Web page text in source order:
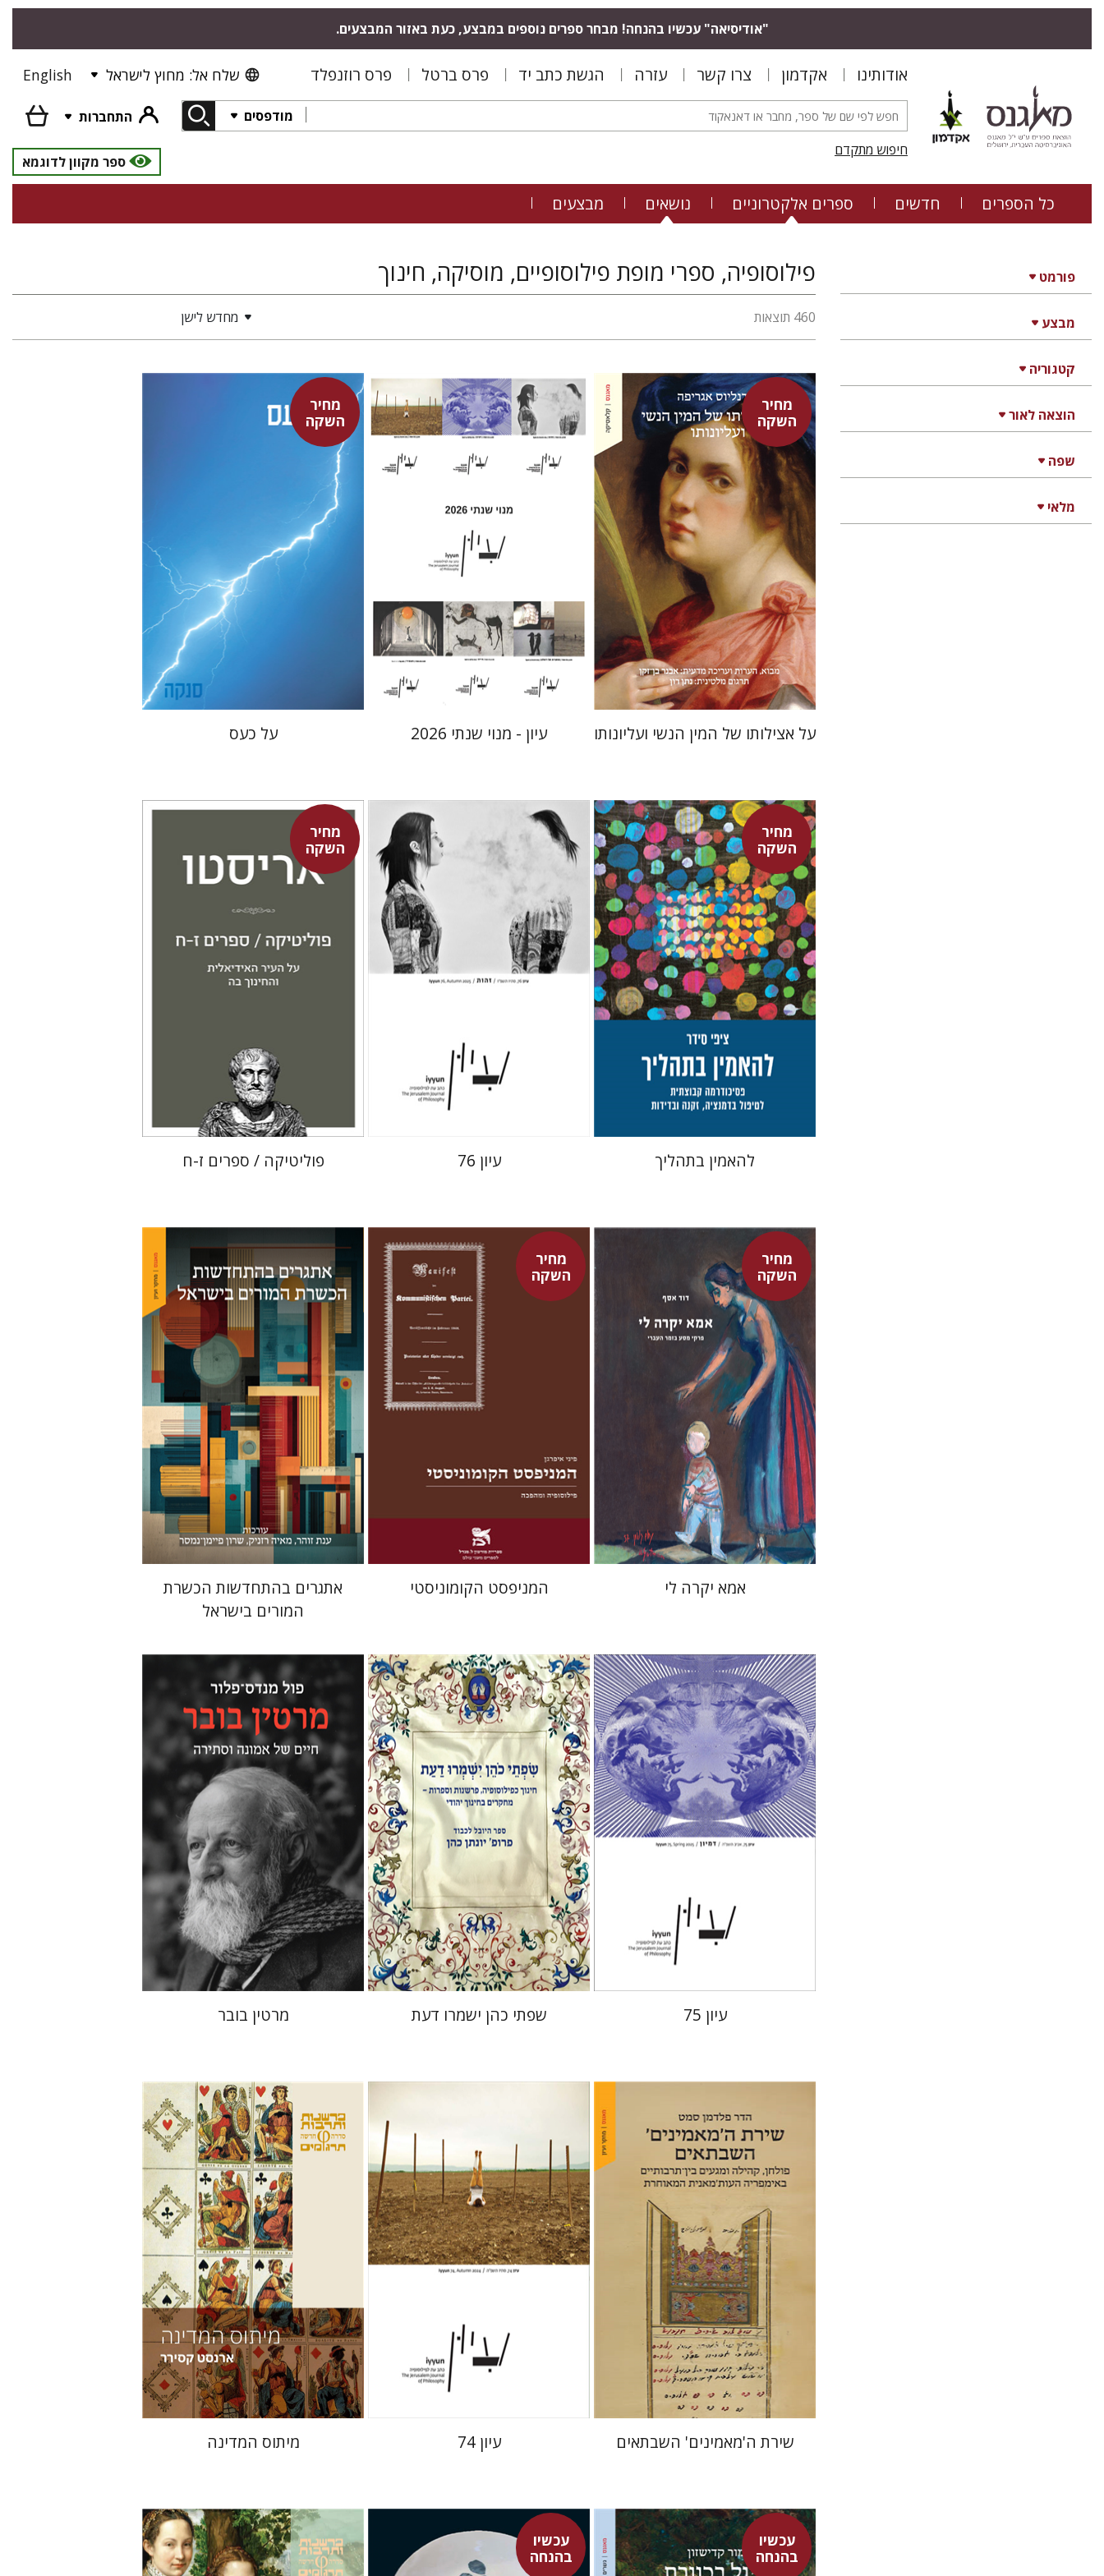
"אודיסיאה" עכשיו בהנחה! מבחר ספרים נוספים במבצע, כעת באזור המבצעים.
אודותינו אקדמון צרו קשר עזרה הגשת כתב יד פרס ברטל פרס רוזנפלד שלח אל: מחוץ לישראל English
מודפסים
התחברות
חיפוש מתקדם
ספר מקוון לדוגמא
כל הספרים חדשים ספרים אלקטרוניים נושאים מבצעים
פורמט
מבצע
קטגוריה
הוצאה לאור
שפה
מלאי
פילוסופיה, ספרי מופת פילוסופיים, מוסיקה, חינוך
460 תוצאות מחדש לישן
מחיר
השקה
היינריך קורנליוס אגריפה
אבנר בן-זקן
נתן רון
מחיר השקה
$31
$22
על אצילותו של המין הנשי ועליונותו
חגי כנען
הנחת אתר ספר מודפס
$77
$69
עיון - מנוי שנתי 2026
מחיר
השקה
סנקה
דבורה גילולה
דבורה גילולה
מחיר השקה
על כעס
מחיר
השקה
ציפי סידר
טלי סידר
מחיר השקה
$42
$29
להאמין בתהליך
חגי כנען
הנחת אתר ספר מודפס
$35
$32
עיון 76
מחיר
השקהאריסטו
עמית ברץ
מחיר השקה
$31
$22
פוליטיקה / ספרים ז-ח
מחיר
השקהדוד אסף
מחיר השקה
$53
$37
אמא יקרה לי
מחיר
השקהפיני איפרגן
מחיר השקה
המניפסט הקומוניסטי
מאיה רזניק שרון פיימן-נמסר
ענת
זוהר
הנחת אתר ספר מודפס
$53
$48
אתגרים בהתחדשות הכשרת
המורים בישראל
חגי כנען
הנחת אתר ספר מודפס
$31
$28
עיון 75
אלי הולצר אבינועם רוזנק
הנחת אתר ספר מודפס
$46
$41
שפתי כהן ישמרו דעת
פול מנדס-פלור
מתן אורם
הנחת אתר ספר מודפס
$35
$32
מרטין בובר
הדר פלדמן סמט
הנחת אתר ספר מודפס
$46
$41
שירת ה'מאמינים' השבתאים
הנחת אתר ספר מודפס
$31
$28
עיון 74
ארנסט קסירר
חילי (יחיאל) אטיה
הנחת אתר ספר מודפס
$42
$38
מיתוס המדינה
עכשיו
בהנחהמור קדישזון
עכשיו
בהנחהארווין שרדינגר
יוהאן האוזינחה